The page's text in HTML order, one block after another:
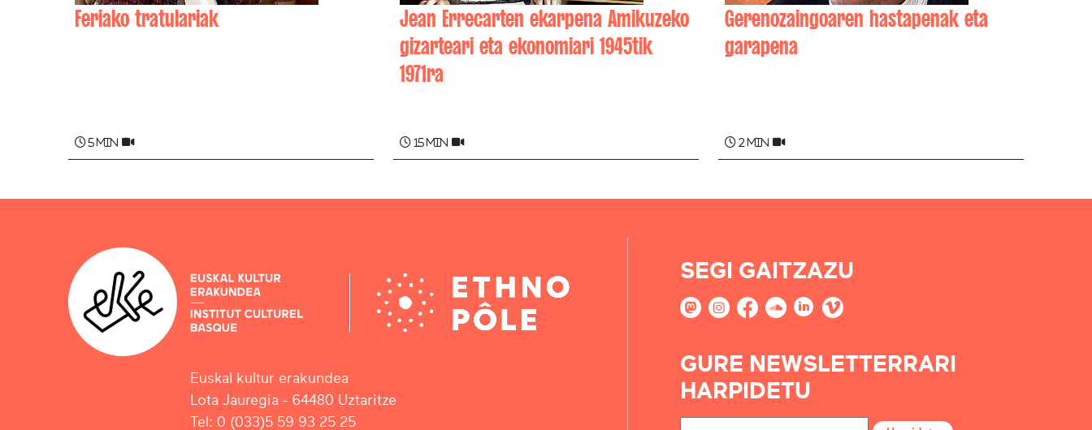
Feriako tratulariak
5 min
Jean Errecarten ekarpena Amikuzeko
gizarteari eta ekonomiari 1945tik
1971ra
15 min
Gerenozaingoaren hastapenak eta
garapena
2 min
Euskal kultur erakundea
Lota Jauregia - 64480 Uztaritze
Tel: 0 (033)5 59 93 25 25
SEGI GAITZAZU
GURE NEWSLETTERRARI
HARPIDETU